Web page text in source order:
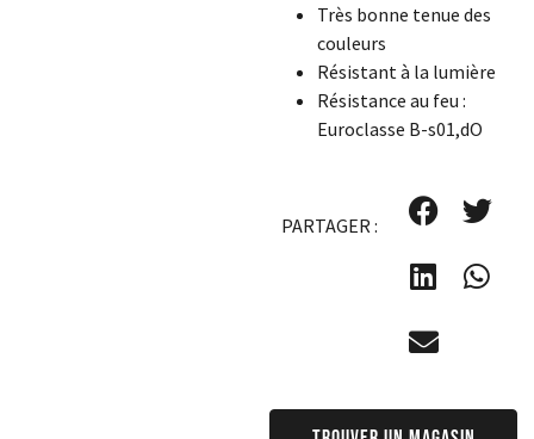
Très bonne tenue des
couleurs
Résistant à la lumière
Résistance au feu :
Euroclasse B-s01,dO
PARTAGER :